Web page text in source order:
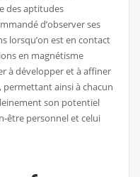
des aptitudes
d’observer ses
lorsqu’on est en contact
en magnétisme
à développer et à affiner
permettant ainsi à chacun
son potentiel
être personnel et celui